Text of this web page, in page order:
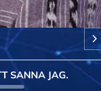
SANNA JAG.